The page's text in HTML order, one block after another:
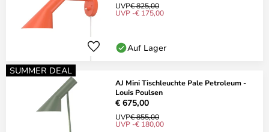
UVP€ 825,00
UVP -€ 175,00
Auf Lager
SUMMER DEAL
AJ Mini Tischleuchte Pale Petroleum -
Louis Poulsen
€ 675,00
UVP€ 855,00
UVP -€ 180,00